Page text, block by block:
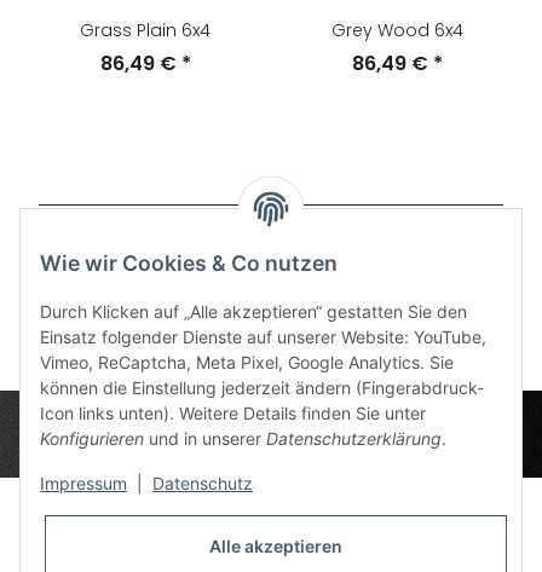
Grass Plain 6x4
86,49 € *
Grey Wood 6x4
86,49 € *
Artikel 1 - 20 von 66
Seite1
Datenschutz-Einstellungen
Wie wir Cookies & Co nutzen
Durch Klicken auf „Alle akzeptieren“ gestatten Sie den
Einsatz folgender Dienste auf unserer Website: YouTube,
Vimeo, ReCaptcha, Meta Pixel, Google Analytics. Sie
können die Einstellung jederzeit ändern (Fingerabdruck-
Icon links unten). Weitere Details finden Sie unter
Konfigurieren und in unserer Datenschutzerklärung.
Impressum Datenschutz
Alle akzeptieren